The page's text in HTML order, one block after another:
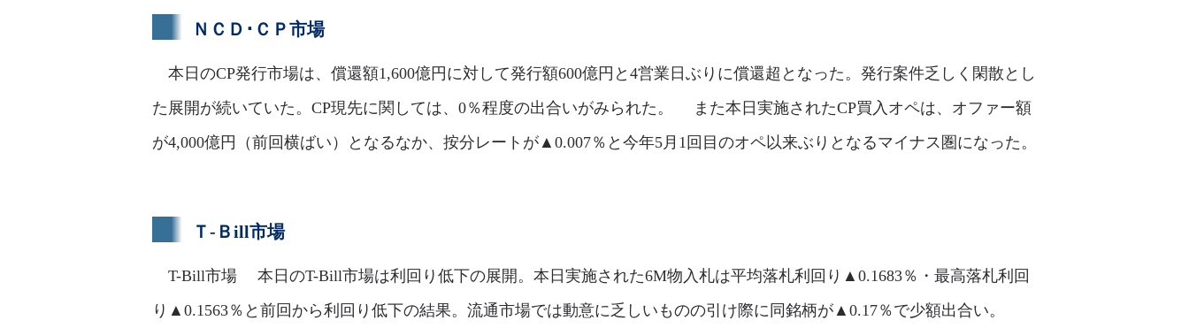
ＮＣＤ･ＣＰ市場
本日のCP発行市場は、償還額1,600億円に対して発行額600億円と4営業日ぶりに償還超となった。発行案件乏しく閑散とし
た展開が続いていた。CP現先に関しては、0％程度の出合いがみられた。 また本日実施されたCP買入オペは、オファー額
が4,000億円（前回横ばい）となるなか、按分レートが▲0.007％と今年5月1回目のオペ以来ぶりとなるマイナス圏になった。
Ｔ-Ｂill市場
T-Bill市場 本日のT-Bill市場は利回り低下の展開。本日実施された6M物入札は平均落札利回り▲0.1683％・最高落札利回
り▲0.1563％と前回から利回り低下の結果。流通市場では動意に乏しいものの引け際に同銘柄が▲0.17％で少額出合い。